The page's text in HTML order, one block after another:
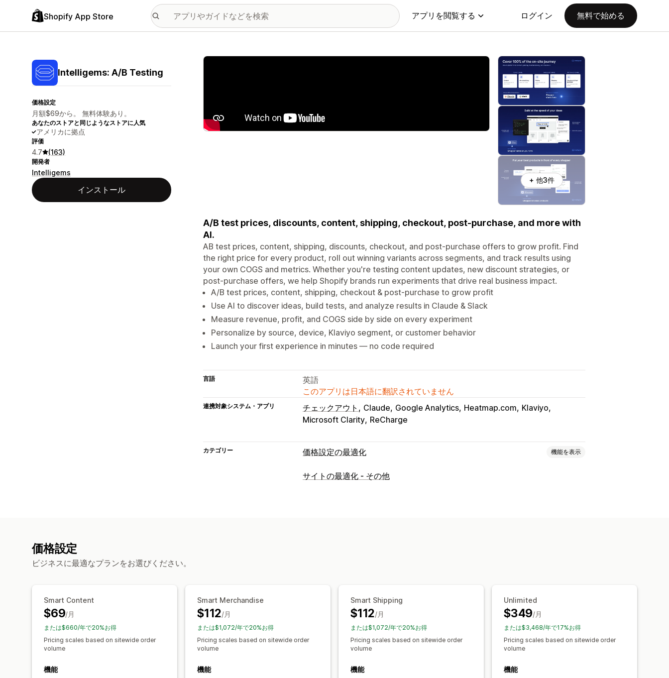
Shopify App Store アプリを閲覧する ログイン 無料で始める
Intelligems: A/B Testing
価格設定
月額$69から。 無料体験あり。
あなたのストアと同じようなストアに人気
アメリカに拠点
評価
4.7 (163)
開発者
Intelligems
インストール
特集の画像ギャラリー
+ 他3件
A/B test prices, discounts, content, shipping, checkout, post-purchase, and more with
AI.
AB test prices, content, shipping, discounts, checkout, and post-purchase offers to grow profit. Find
the right price for every product, roll out winning variants across segments, and track results using
your own COGS and metrics. Whether you're testing content updates, new discount strategies, or
post-purchase offers, we help Shopify brands run experiments that drive real business impact.
A/B test prices, content, shipping, checkout & post-purchase to grow profit
Use AI to discover ideas, build tests, and analyze results in Claude & Slack
Measure revenue, profit, and COGS side by side on every experiment
Personalize by source, device, Klaviyo segment, or customer behavior
Launch your first experience in minutes — no code required
言語
英語
このアプリは日本語に翻訳されていません
連携対象システム・アプリ チェックアウト Claude Google Analytics Heatmap.com Klaviyo
Microsoft Clarity ReCharge
カテゴリー 価格設定の最適化 機能を表示
価格設定管理
サイトの最適化 - その他
価格設定
ビジネスに最適なプランをお選びください。
Smart Content
$69/月
または$660/年で20%お得
Pricing scales based on sitewide order
volume
機能
Smart Merchandise
$112/月
または$1,072/年で20%お得
Pricing scales based on sitewide order
volume
機能
Smart Shipping
$112/月
または$1,072/年で20%お得
Pricing scales based on sitewide order
volume
機能
Unlimited
$349/月
または$3,468/年で17%お得
Pricing scales based on sitewide order
volume
機能